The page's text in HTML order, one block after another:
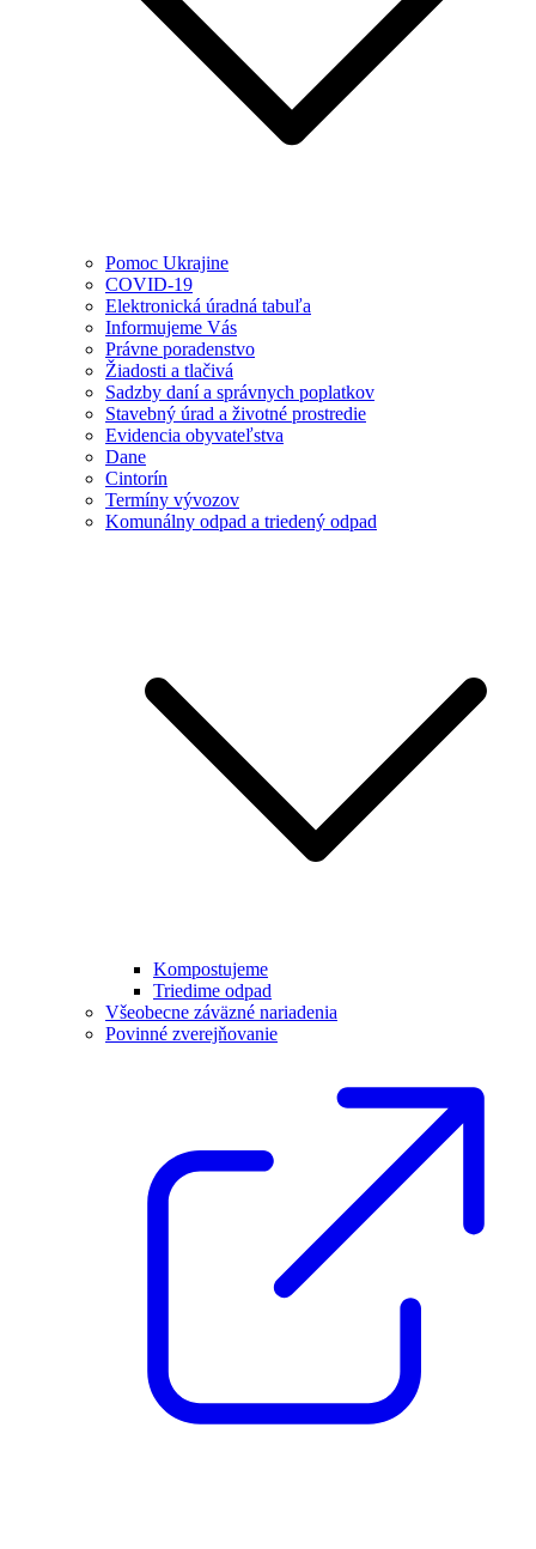
Pomoc Ukrajine
COVID-19
Elektronická úradná tabuľa
Informujeme Vás
Právne poradenstvo
Žiadosti a tlačivá
Sadzby daní a správnych poplatkov
Stavebný úrad a životné prostredie
Evidencia obyvateľstva
Dane
Cintorín
Termíny vývozov
Komunálny odpad a triedený odpad
Kompostujeme
Triedime odpad
Všeobecne záväzné nariadenia
Povinné zverejňovanie